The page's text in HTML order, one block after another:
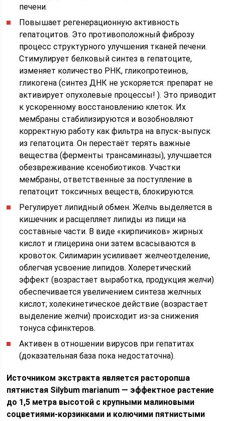
печени.
Повышает регенерационную активность
гепатоцитов. Это противоположный фиброзу
процесс структурного улучшения тканей печени.
Стимулирует белковый синтез в гепатоците,
изменяет количество РНК, гликопротеинов,
гликогена (синтез ДНК не ускоряется: препарат не
активирует опухолевые процессы! ). Это приводит
к ускоренному восстановлению клеток. Их
мембраны стабилизируются и возобновляют
корректную работу как фильтра на впуск-выпуск
из гепатоцита. Он перестаёт терять важные
вещества (ферменты трансаминазы), улучшается
обезвреживание ксенобиотиков. Участки
мембраны, ответственные за поступление в
гепатоцит токсичных веществ, блокируются.
Регулирует липидный обмен. Желчь выделяется в
кишечник и расщепляет липиды из пищи на
составные части. В виде «кирпичиков» жирных
кислот и глицерина они затем всасываются в
кровоток. Силимарин усиливает желчеотделение,
облегчая усвоение липидов. Холеретический
эффект (возрастает выработка, продукция желчи)
обеспечивается увеличением синтеза желчных
кислот; холекинетическое действие (возрастает
выделение желчи) происходит из-за снижения
тонуса сфинктеров.
Активен в отношении вирусов при гепатитах
(доказательная база пока недостаточна).
Источником экстракта является расторопша
пятнистая Silybum marianum — эффектное растение
до 1,5 метра высотой с крупными малиновыми
соцветиями-корзинками и колючими пятнистыми